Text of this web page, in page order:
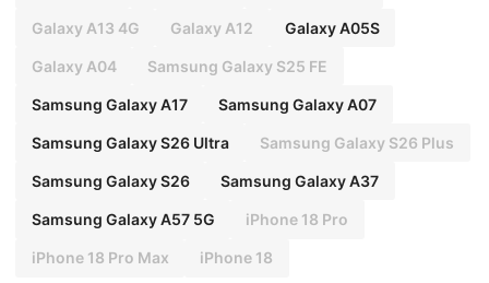
Galaxy A13 4G Galaxy A12 Galaxy A05S
Galaxy A04 Samsung Galaxy S25 FE
Samsung Galaxy A17 Samsung Galaxy A07
Samsung Galaxy S26 Ultra Samsung Galaxy S26 Plus
Samsung Galaxy S26 Samsung Galaxy A37
Samsung Galaxy A57 5G iPhone 18 Pro
iPhone 18 Pro Max iPhone 18